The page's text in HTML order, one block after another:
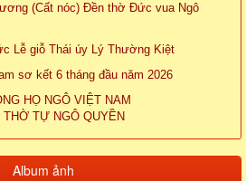
(Cất nóc) Đền thờ Đức vua Ngô
Lễ giỗ Thái úy Lý Thường Kiệt
sơ kết 6 tháng đầu năm 2026
HỌ NGÔ VIỆT NAM
TỰ NGÔ QUYỀN
Album ảnh